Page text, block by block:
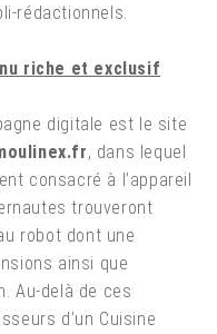
rédactionnels.
riche et exclusif
digitale est le site
, dans lequel
consacré à l’appareil
trouveront
robot dont une
ainsi que
Au-delà de ces
d’un Cuisine